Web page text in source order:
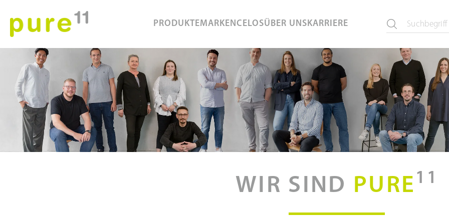
PRODUKTEMARKENCELOSÜBER UNS KARRIERE
WIR SIND PURE 11